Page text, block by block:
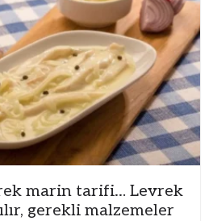
marin tarifi… Levrek
gerekli malzemeler